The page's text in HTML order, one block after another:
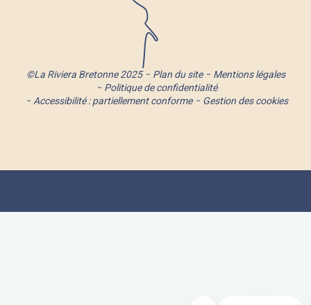
©La Riviera Bretonne 2025 Plan du site
Mentions légales
Politique de confidentialité
Accessibilité : partiellement conforme
Gestion des cookies